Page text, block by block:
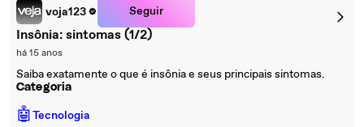
voja123 Seguir
Insônia: sintomas (1/2)
há 15 anos
Saiba exatamente o que é insônia e seus principais sintomas.
Categoria
🤖Tecnologia